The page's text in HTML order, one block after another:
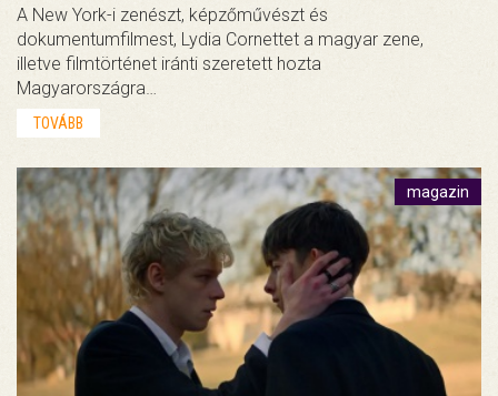
A New York-i zenészt, képzőművészt és
dokumentumfilmest, Lydia Cornettet a magyar zene,
illetve filmtörténet iránti szeretett hozta
Magyarországra…
TOVÁBB
magazin